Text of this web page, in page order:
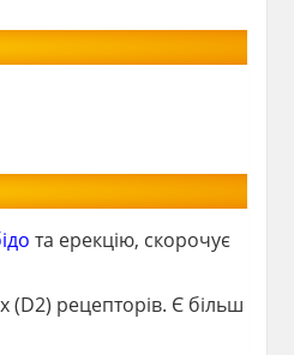
та ерекцію, скорочує
(D2) рецепторів. Є більш